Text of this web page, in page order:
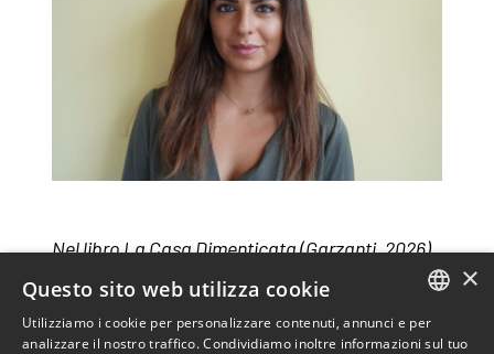
Nel libro La Casa Dimenticata (Garzanti, 2026)
l’autrice propone
una versione diversa del suo
paesaggi suggestivi.
ITALIAN
×
Questo sito web utilizza cookie
Utilizziamo i cookie per personalizzare contenuti, annunci e per
analizzare il nostro traffico. Condividiamo inoltre informazioni sul tuo